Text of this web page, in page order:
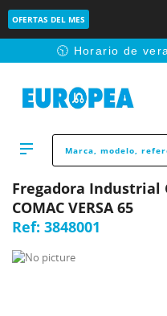
OFERTAS DEL MES
🕥 Horario de
Fregadora Industrial
COMAC VERSA 65
Ref: 3848001